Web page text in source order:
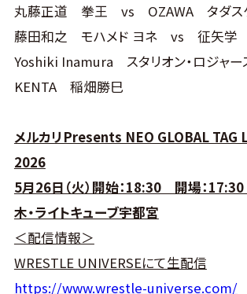
丸藤正道 拳王 vs OZAWA タダス
藤田和之 モハメド ヨネ vs 征矢学
Yoshiki Inamura スタリオン・ロジャ
KENTA 稲畑勝巳
メルカリPresents NEO GLOBAL TAG
2026
5月26日（火）開始：18:30 開場：
木・ライトキューブ宇都宮
＜配信情報＞
WRESTLE UNIVERSEにて生配信
https://www.wrestle-universe.com/